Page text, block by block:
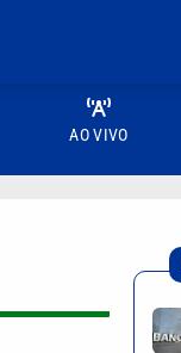
AO VIVO